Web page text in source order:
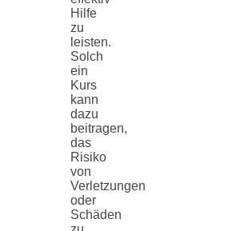
Hilfe
zu
leisten.
Solch
ein
Kurs
kann
dazu
beitragen,
das
Risiko
von
Verletzungen
oder
Schäden